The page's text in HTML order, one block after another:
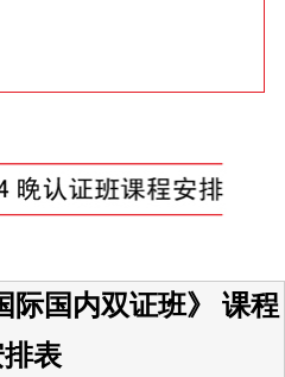
际国内双证班》
课程
表